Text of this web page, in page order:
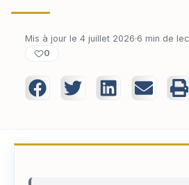
Mis à jour le 4 juillet 2026 6 min de
0